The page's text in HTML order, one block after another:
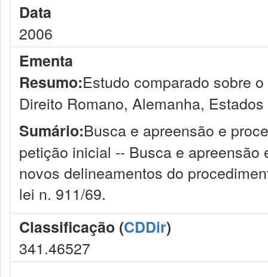
Data
2006
Ementa
Resumo:Estudo comparado sobre
Direito Romano, Alemanha,
Sumário:Busca e apreensão e
petição inicial -- Busca e apreensão
novos delineamentos do
lei n. 911/69.
Classificação (CDDir)
341.46527